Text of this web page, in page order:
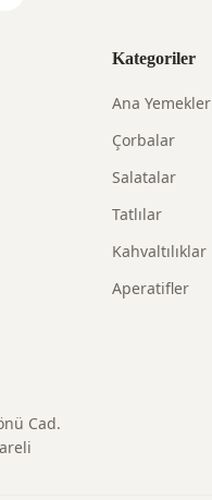
Kategoriler
Ana Yemekler
Çorbalar
Salatalar
Tatlılar
Kahvaltılıklar
Aperatifler
Cad.